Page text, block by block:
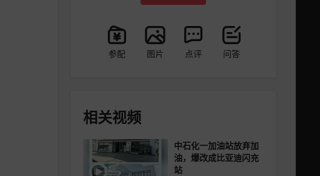
参配 图片 点评 问答
相关视频
中石化一加油站放弃加
油，爆改成比亚迪闪充
站